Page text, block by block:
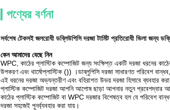
পণ্যের বর্ণনা
সর্বশেষ টেকসই জলরোধী ডব্লিউপিসি দরজা টার্মিট প্রতিরোধী ভিলা জন্য
কেন আমাদের বেছে নিন
WPC, কাঠের প্লাস্টিক কম্পোজিট জন্য সংক্ষিপ্ত একটি দরজা ধরনের
উপকরণ এবং থার্মোপ্লাস্টিক ()) ।ডাব্লুপিসি দরজা সাধারণত পরিবেশ
এই ধরনের দরজা অভ্যন্তরীণ এবং বহিরাগত উভয় দরজা হিসাবে ব্যবহার করা
প্লাস্টিক কম্পোজিট দরজা আপনি আপোষ ছাড়া আপনার নতুন প্রবেশদ্বার
কাঠের প্লাস্টিক কম্পোজিট বা WPC দরজার বিশেষত্ব হল যে পরিবেশ
দরজা সহজেই পুনর্ব্যবহার করা যায়।